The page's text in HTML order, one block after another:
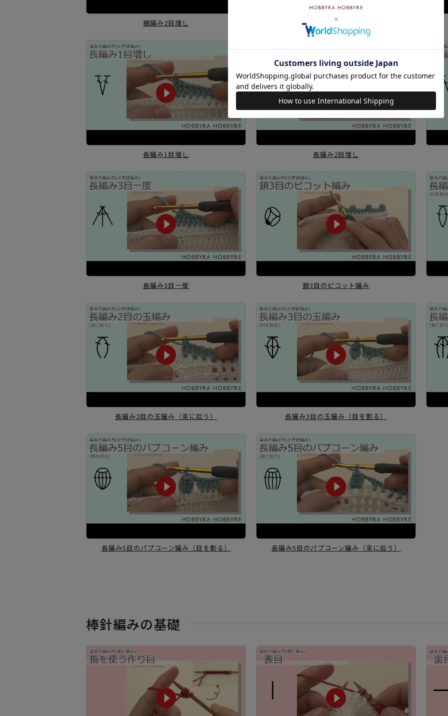
細編み2目増し 細編み2目一度
長編み1目増し 長編み2目増し
長編み3目一度 鎖3目のピコット編み
長編み2目の玉編み （束に拾う） 長編み3目の玉編み （目を割る）
長編み5目のパプコーン編み （目を割る） 長編み5目のパプコーン編み （束に拾う）
棒針編みの基礎